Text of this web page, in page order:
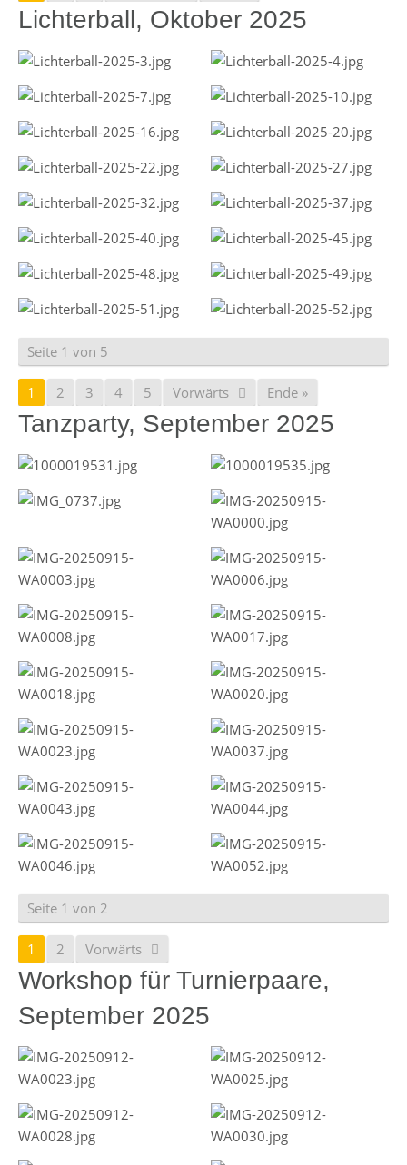
Lichterball, Oktober 2025
Seite 1 von 5
1 2 3 4 5 Vorwärts Ende »
Tanzparty, September 2025
Seite 1 von 2
1 2 Vorwärts
Workshop für Turnierpaare,
September 2025